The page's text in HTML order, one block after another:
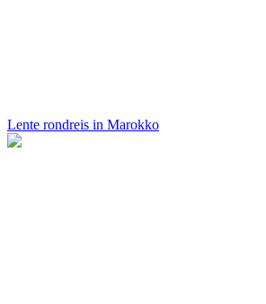
Lente rondreis in Marokko